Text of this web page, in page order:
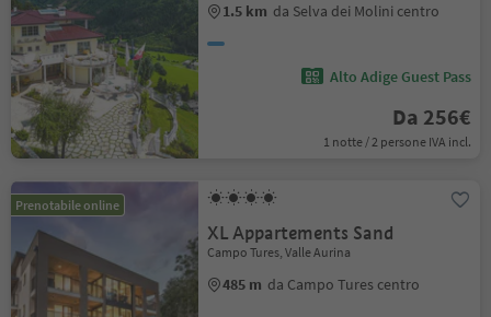
1.5 km da Selva dei Molini centro
Alto Adige Guest Pass
Da 256€
1 notte / 2 persone IVA incl.
Prenotabile online
XL Appartements Sand
Campo Tures, Valle Aurina
485 m da Campo Tures centro